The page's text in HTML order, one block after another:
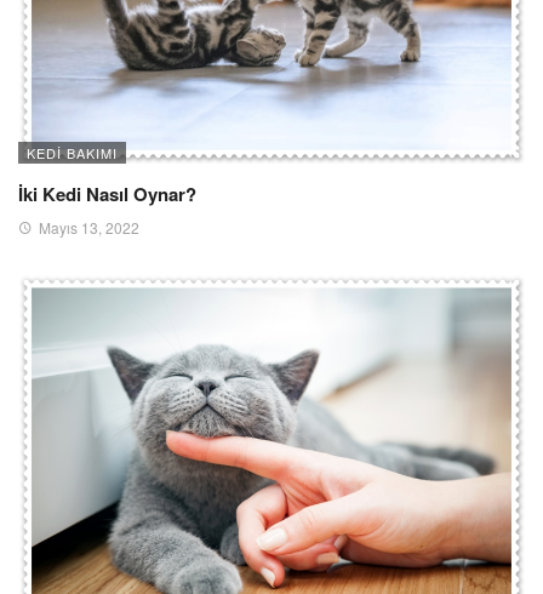
KEDI BAKIMI
İki Kedi Nasıl Oynar?
Mayıs 13, 2022